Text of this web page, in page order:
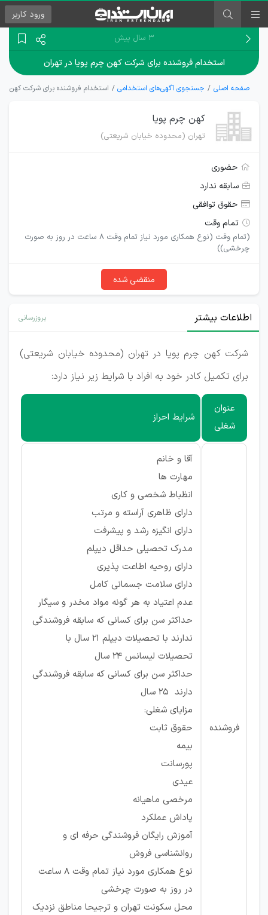
ورود کاربر
۳ سال پیش
استخدام فروشنده برای شرکت کهن چرم پویا در تهران
صفحه اصلی جستجوی آگهی‌های استخدامی استخدام فروشنده برای شرکت کهن
کهن چرم پویا
تهران (محدوده خیابان شریعتی)
حضوری
سابقه ندارد
حقوق توافقی
تمام وقت
(تمام وقت (نوع همکاری مورد نیاز تمام وقت 8 ساعت در روز به صورت
چرخشی))
منقضی شده
اطلاعات بیشتر بروزرسانی
شرکت کهن چرم پویا در تهران (محدوده خیابان شریعتی)
برای تکمیل کادر خود به افراد با شرایط زیر نیاز دارد:
عنوان
شغلی
شرایط احراز
فروشنده
آقا و خانم
مهارت ها
انظباط شخصی و کاری
دارای ظاهری آراسته و مرتب
دارای انگیزه رشد و پیشرفت
مدرک تحصیلی حداقل دیپلم
دارای روحیه اطاعت پذیری
دارای سلامت جسمانی کامل
عدم اعتیاد به هر گونه مواد مخدر و سیگار
حداکثر سن برای کسانی که سابقه فروشندگی
ندارند با تحصیلات دیپلم 21 سال با
تحصیلات لیسانس 24 سال
حداکثر سن برای کسانی که سابقه فروشندگی
دارند 25 سال
مزایای شغلی:
حقوق ثابت
بیمه
پورسانت
عیدی
مرخصی ماهیانه
پاداش عملکرد
آموزش رایگان فروشندگی حرفه ای و
روانشناسی فروش
نوع همکاری مورد نیاز تمام وقت 8 ساعت
در روز به صورت چرخشی
محل سکونت تهران و ترجیحا مناطق نزدیک